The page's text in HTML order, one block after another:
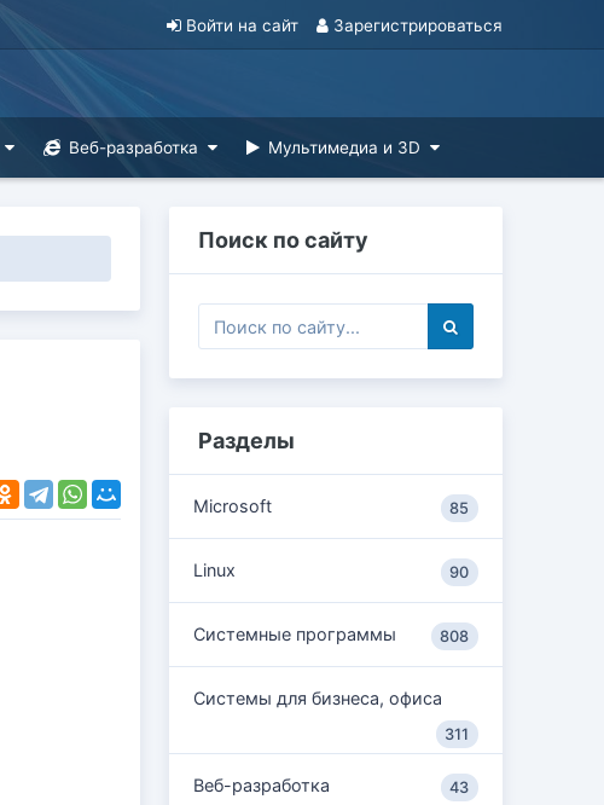
Войти на сайт Зарегистрироваться
Веб-разработка Мультимедиа и 3D
Поиск по сайту
Разделы
Microsoft 85
Linux 90
Системные программы 808
Системы для бизнеса, офиса
311
Веб-разработка 43